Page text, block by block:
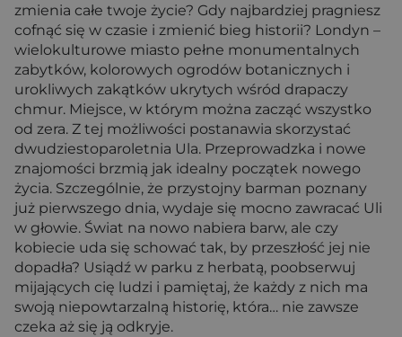
zmienia całe twoje życie? Gdy najbardziej pragniesz
cofnąć się w czasie i zmienić bieg historii? Londyn –
wielokulturowe miasto pełne monumentalnych
zabytków, kolorowych ogrodów botanicznych i
urokliwych zakątków ukrytych wśród drapaczy
chmur. Miejsce, w którym można zacząć wszystko
od zera. Z tej możliwości postanawia skorzystać
dwudziestoparoletnia Ula. Przeprowadzka i nowe
znajomości brzmią jak idealny początek nowego
życia. Szczególnie, że przystojny barman poznany
już pierwszego dnia, wydaje się mocno zawracać Uli
w głowie. Świat na nowo nabiera barw, ale czy
kobiecie uda się schować tak, by przeszłość jej nie
dopadła? Usiądź w parku z herbatą, poobserwuj
mijających cię ludzi i pamiętaj, że każdy z nich ma
swoją niepowtarzalną historię, która… nie zawsze
czeka aż się ją odkryje.